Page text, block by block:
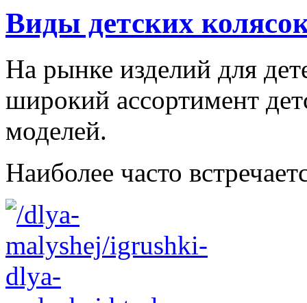
Виды детских
На рынке изделий для
широкий ассортимент
моделей.
Наиболее часто